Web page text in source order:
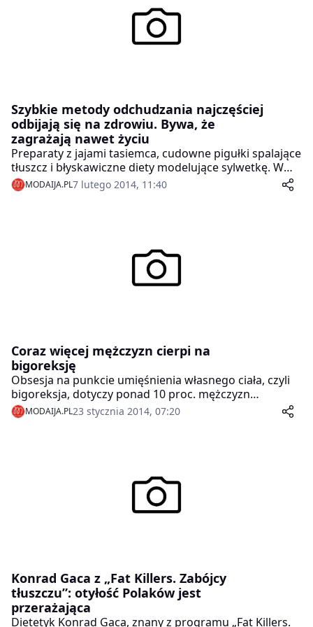
Szybkie metody odchudzania najczęściej
odbijają się na zdrowiu. Bywa, że
zagrażają nawet życiu
Preparaty z jajami tasiemca, cudowne pigułki spalające
tłuszcz i błyskawiczne diety modelujące sylwetkę. W
internecie nie brakuje porad dotyczących
odchudzania, jednak ich stosowanie często nie
MODAIJA.PL7 lutego 2014, 11:40
Coraz więcej mężczyzn cierpi na
bigoreksję
Obsesja na punkcie umięśnienia własnego ciała, czyli
bigoreksja, dotyczy ponad 10 proc. mężczyzn
intensywnie ćwiczących na siłowni. Bigorektycy
podporządkowują swój plan dnia treningom i
masy mięśniowej, nie czują satysfakcji ze swojego
MODAIJA.PL23 stycznia 2014, 07:20
Konrad Gaca z „Fat Killers. Zabójcy
tłuszczu”: otyłość Polaków jest
przerażająca
Dietetyk Konrad Gaca, znany z programu „Fat Killers.